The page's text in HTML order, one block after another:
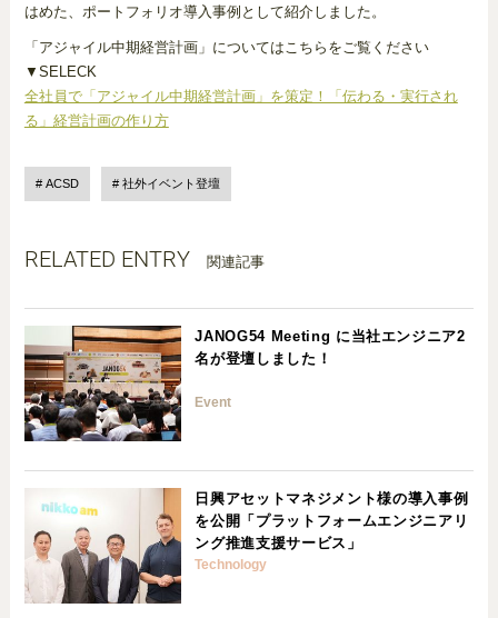
はめた、ポートフォリオ導入事例として紹介しました。
「アジャイル中期経営計画」についてはこちらをご覧ください
▼SELECK
全社員で「アジャイル中期経営計画」を策定！「伝わる・実行され
る」経営計画の作り方
ACSD 社外イベント登壇
RELATED ENTRY 関連記事
JANOG54 Meeting に当社エンジニア2
名が登壇しました！
Event
日興アセットマネジメント様の導入事例
を公開「プラットフォームエンジニアリ
ング推進支援サービス」
Technology